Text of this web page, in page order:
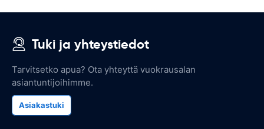
Tuki ja yhteystiedot
Tarvitsetko apua? Ota yhteyttä vuokrausalan
asiantuntijoihimme.
Asiakastuki